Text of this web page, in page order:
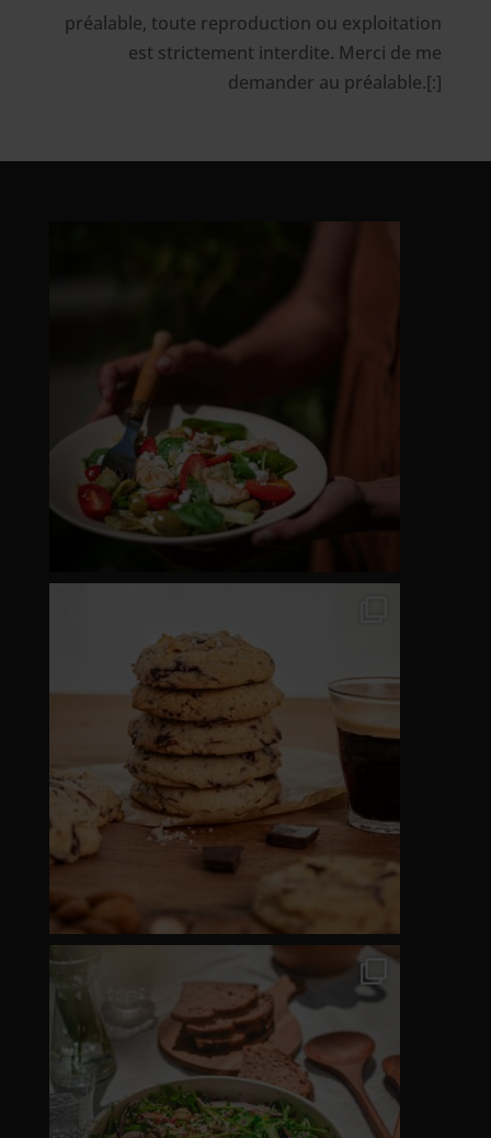
préalable, toute reproduction ou exploitation
est strictement interdite. Merci de me
demander au préalable.[:]